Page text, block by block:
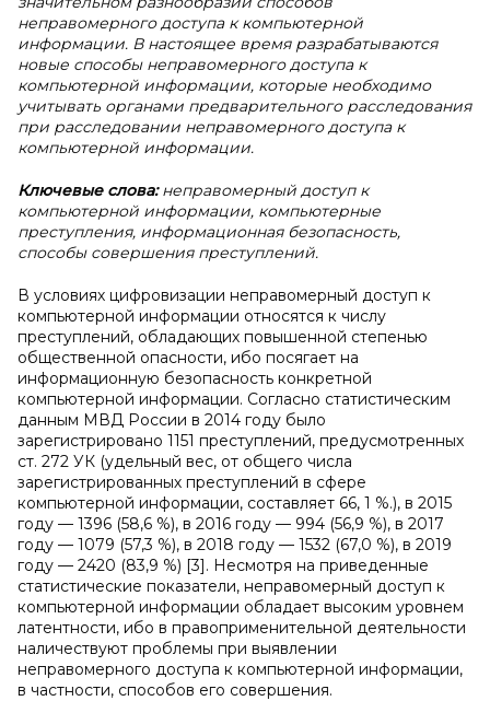
неправомерного доступа к компьютерной
информации. В настоящее время разрабатываются
новые способы неправомерного доступа к
компьютерной информации, которые необходимо
учитывать органами предварительного расследования
при расследовании неправомерного доступа к
компьютерной информации.
Ключевые слова:неправомерный доступ к
компьютерной информации, компьютерные
преступления, информационная безопасность,
способы совершения преступлений.
В условиях цифровизации неправомерный доступ к
компьютерной информации относятся к числу
преступлений, обладающих повышенной степенью
общественной опасности, ибо посягает на
информационную безопасность конкретной
компьютерной информации. Согласно статистическим
данным МВД России в 2014 году было
зарегистрировано 1151 преступлений, предусмотренных
ст. 272 УК (удельный вес, от общего числа
зарегистрированных преступлений в сфере
компьютерной информации, составляет 66, 1 %.), в 2015
году — 1396 (58,6 %), в 2016 году — 994 (56,9 %), в 2017
году — 1079 (57,3 %), в 2018 году — 1532 (67,0 %), в 2019
году — 2420 (83,9 %) [3]. Несмотря на приведенные
статистические показатели, неправомерный доступ к
компьютерной информации обладает высоким уровнем
латентности, ибо в правоприменительной деятельности
наличествуют проблемы при выявлении
неправомерного доступа к компьютерной информации,
в частности, способов его совершения.